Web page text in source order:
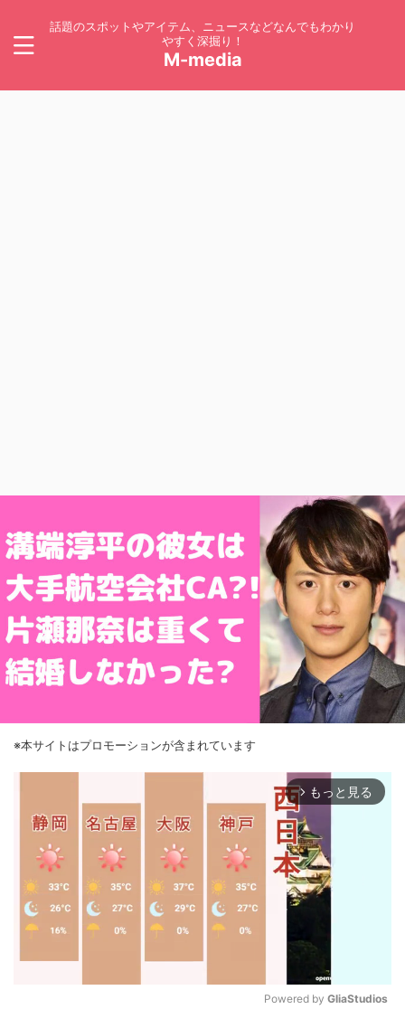
話題のスポットやアイテム、ニュースなどなんでもわかり
やすく深掘り！
M-media
※本サイトはプロモーションが含まれています
arrow_forward_ios もっと見る
Powered by GliaStudios